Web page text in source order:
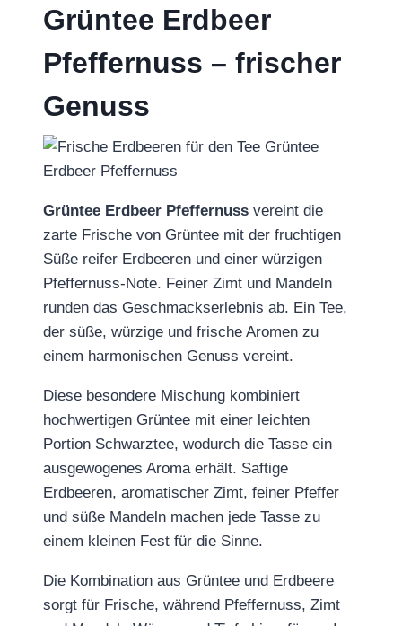
Grüntee Erdbeer
Pfeffernuss – frischer
Genuss
Grüntee Erdbeer Pfeffernuss vereint die
zarte Frische von Grüntee mit der fruchtigen
Süße reifer Erdbeeren und einer würzigen
Pfeffernuss-Note. Feiner Zimt und Mandeln
runden das Geschmackserlebnis ab. Ein Tee,
der süße, würzige und frische Aromen zu
einem harmonischen Genuss vereint.
Diese besondere Mischung kombiniert
hochwertigen Grüntee mit einer leichten
Portion Schwarztee, wodurch die Tasse ein
ausgewogenes Aroma erhält. Saftige
Erdbeeren, aromatischer Zimt, feiner Pfeffer
und süße Mandeln machen jede Tasse zu
einem kleinen Fest für die Sinne.
Die Kombination aus Grüntee und Erdbeere
sorgt für Frische, während Pfeffernuss, Zimt